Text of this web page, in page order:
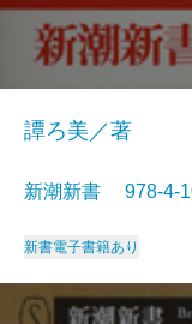
譚ろ美／著
新潮新書 978-4-
新書電子書籍あり